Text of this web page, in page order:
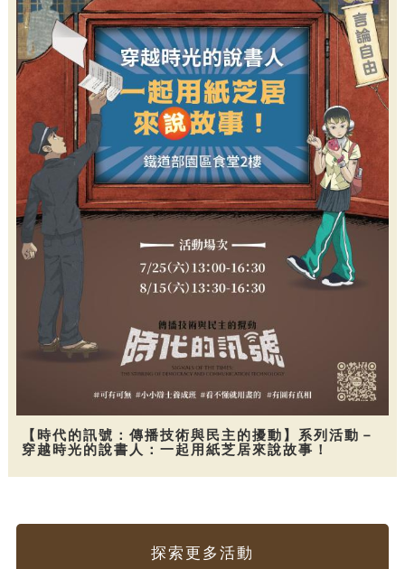
【時代的訊號：傳播技術與民主的擾動】系列活動－
穿越時光的說書人：一起用紙芝居來說故事！
探索更多活動